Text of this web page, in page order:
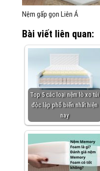
Nệm gấp gọn Liên Á
Bài viết liên quan:
Top 5 các loại nệm lò xo túi
độc lập phổ biến nhất hiện
nay